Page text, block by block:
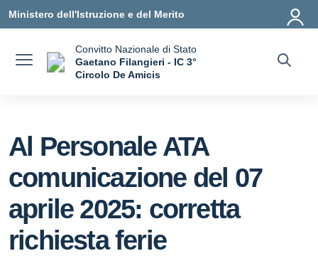
Ministero dell'Istruzione e del Merito
Convitto Nazionale di Stato
Gaetano Filangieri - IC 3°
Circolo De Amicis
Al Personale ATA
comunicazione del 07
aprile 2025: corretta
richiesta ferie